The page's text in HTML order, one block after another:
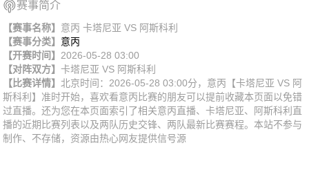
赛事简介
【赛事名称】 意丙 卡塔尼亚 VS 阿斯科利
【赛事分类】 意丙
【开赛时间】 2026-05-28 03:00
【对阵双方】卡塔尼亚 VS 阿斯科利
【比赛详情】 北京时间：2026-05-28 03:00分，意丙【卡塔尼亚 VS 阿
斯科利】准时开始，喜欢看意丙比赛的朋友可以提前收藏本页面以免错
过直播。还为您在本页面索引了相关意丙直播、卡塔尼亚、阿斯科利直
播的近期比赛列表以及两队历史交锋、两队最新比赛赛程。本站不参与
制作、不存储，资源由热心网友提供信号源